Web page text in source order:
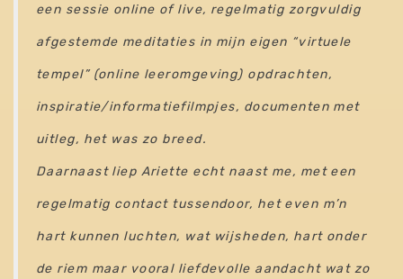
een sessie online of live, regelmatig zorgvuldig
afgestemde meditaties in mijn eigen “virtuele
tempel” (online leeromgeving) opdrachten,
inspiratie/informatiefilmpjes, documenten met
uitleg, het was zo breed.
Daarnaast liep Ariette echt naast me, met een
regelmatig contact tussendoor, het even m’n
hart kunnen luchten, wat wijsheden, hart onder
de riem maar vooral liefdevolle aandacht wat zo